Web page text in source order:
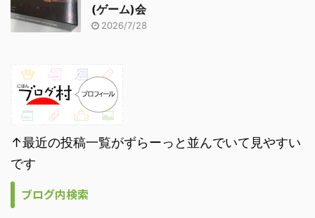
(ゲーム)会
2026/7/28
↑最近の投稿一覧がずらーっと並んでいて見やすい
です
ブログ内検索